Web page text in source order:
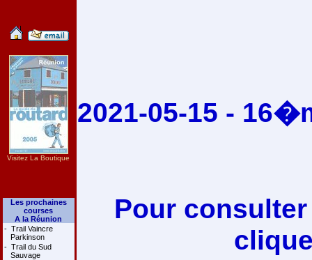
Visitez La Boutique
Les prochaines
courses
A la Réunion
- Trail Vaincre
Parkinson
- Trail du Sud
Sauvage
2021-05-15 -
Pour